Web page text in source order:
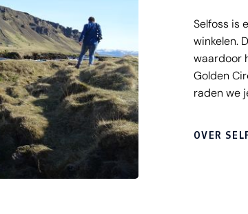
Selfoss is
winkelen.
waardoor
Golden
raden we
OVER